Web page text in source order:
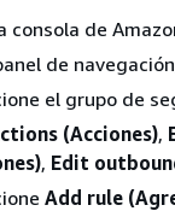
consola de
de
el grupo de
(Acciones),
, Edit
Add rule